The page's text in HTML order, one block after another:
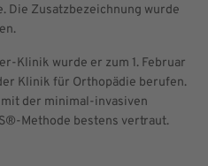
Die Zusatzbezeichnung wurde
Klinik wurde er zum 1. Februar
Klinik für Orthopädie berufen.
der minimal-invasiven
Methode bestens vertraut.